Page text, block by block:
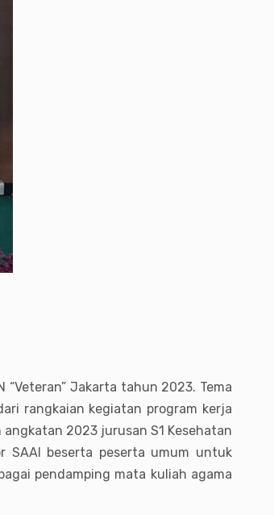
Jakarta tahun 2023. Tema
rangkaian kegiatan program kerja
angkatan 2023 jurusan S1 Kesehatan
SAAI beserta peserta umum untuk
pendamping mata kuliah agama